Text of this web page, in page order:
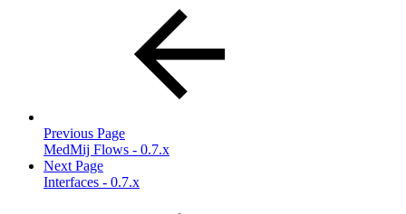
Previous Page
MedMij Flows - 0.7.x
Next Page
Interfaces - 0.7.x